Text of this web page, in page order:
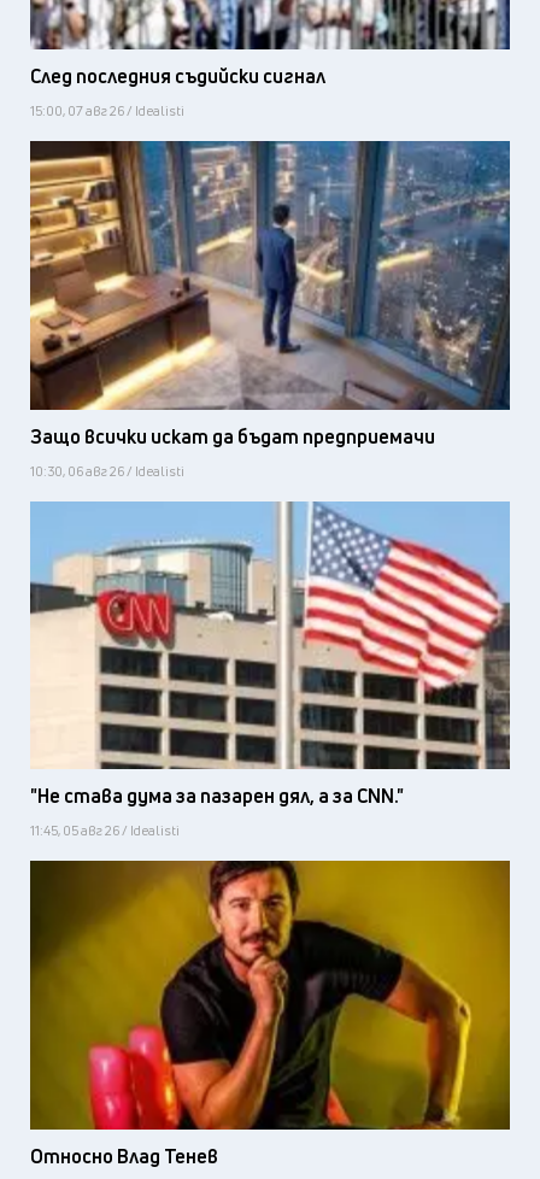
След последния съдийски сигнал
15:00, 07 авг 26 / Idealisti
Защо всички искат да бъдат предприемачи
10:30, 06 авг 26 / Idealisti
"Не става дума за пазарен дял, а за CNN."
11:45, 05 авг 26 / Idealisti
Относно Влад Тенев